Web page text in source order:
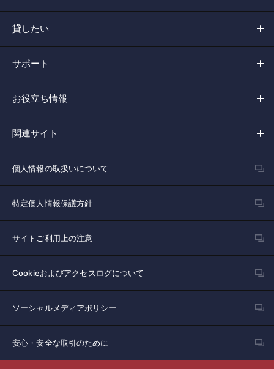
貸したい
サポート
お役立ち情報
関連サイト
個人情報の取扱いについて
特定個人情報保護方針
サイトご利用上の注意
Cookieおよびアクセスログについて
ソーシャルメディアポリシー
安心・安全な取引のために